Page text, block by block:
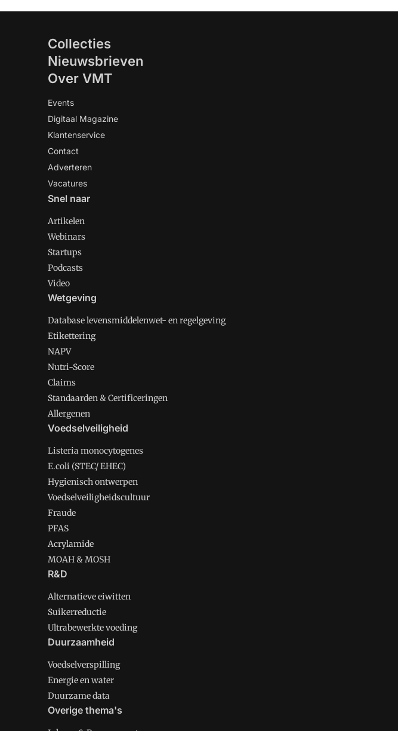
Collecties
Nieuwsbrieven
Over VMT
Events
Digitaal Magazine
Klantenservice
Contact
Adverteren
Vacatures
Snel naar
Artikelen
Webinars
Startups
Podcasts
Video
Wetgeving
Database levensmiddelenwet- en regelgeving
Etikettering
NAPV
Nutri-Score
Claims
Standaarden & Certificeringen
Allergenen
Voedselveiligheid
Listeria monocytogenes
E.coli (STEC/ EHEC)
Hygienisch ontwerpen
Voedselveiligheidscultuur
Fraude
PFAS
Acrylamide
MOAH & MOSH
R&D
Alternatieve eiwitten
Suikerreductie
Ultrabewerkte voeding
Duurzaamheid
Voedselverspilling
Energie en water
Duurzame data
Overige thema's